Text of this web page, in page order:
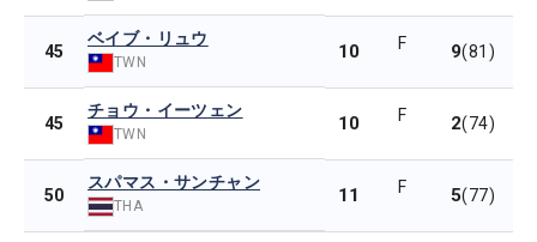
45
ベイブ・リュウ
TWN 10 F 9(81)
45
チョウ・イーツェン
TWN 10 F 2(74)
50
スパマス・サンチャン
THA 11 F 5(77)